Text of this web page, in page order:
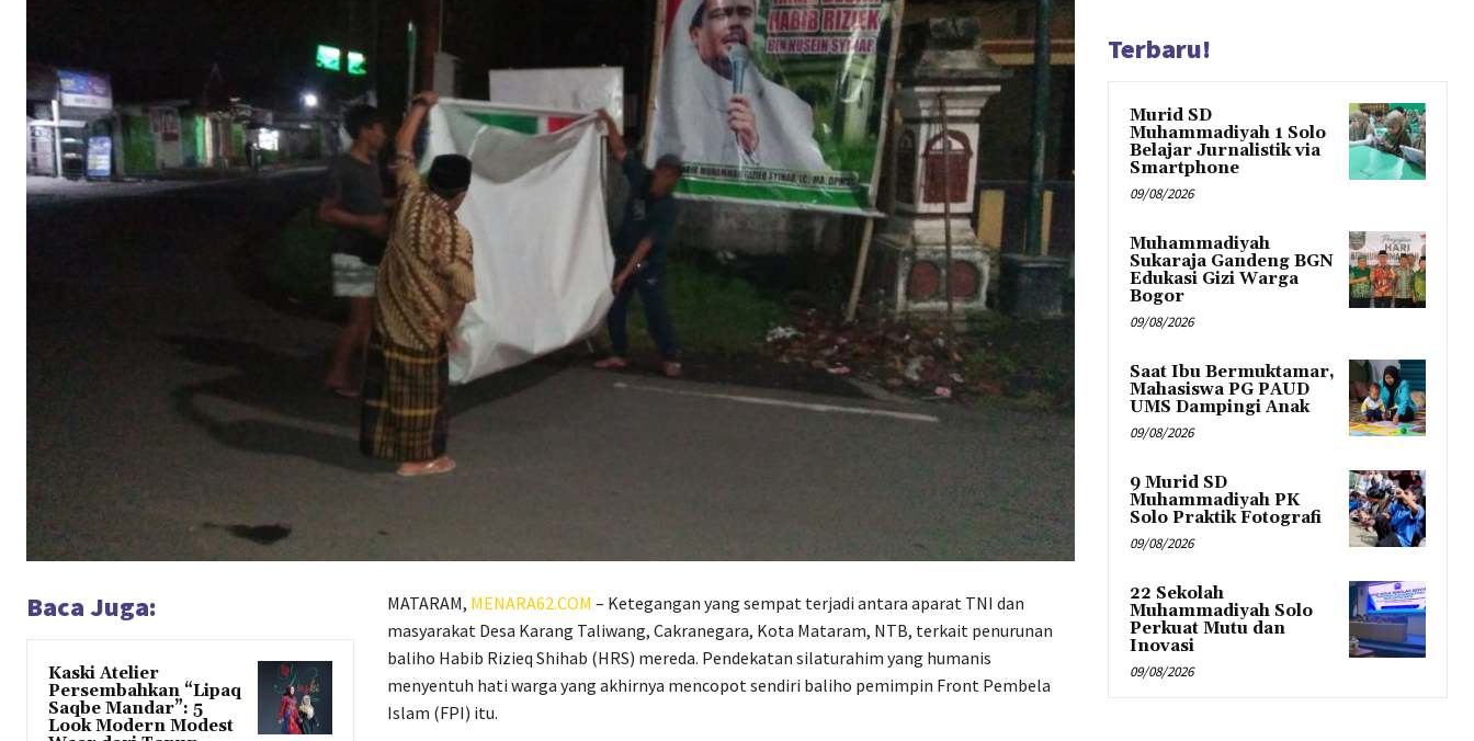
Baca Juga:
Kaski Atelier
Persembahkan “Lipaq
Saqbe Mandar”: 5
Look Modern Modest
MATARAM, MENARA62.COM – Ketegangan yang sempat terjadi antara aparat TNI dan
masyarakat Desa Karang Taliwang, Cakranegara, Kota Mataram, NTB, terkait penurunan
baliho Habib Rizieq Shihab (HRS) mereda. Pendekatan silaturahim yang humanis
menyentuh hati warga yang akhirnya mencopot sendiri baliho pemimpin Front Pembela
Islam (FPI) itu.
Terbaru!
Murid SD
Muhammadiyah 1 Solo
Belajar Jurnalistik via
Smartphone
09/08/2026
Muhammadiyah
Sukaraja Gandeng BGN
Edukasi Gizi Warga
Bogor
09/08/2026
Saat Ibu Bermuktamar,
Mahasiswa PG PAUD
UMS Dampingi Anak
09/08/2026
9 Murid SD
Muhammadiyah PK
Solo Praktik Fotografi
09/08/2026
22 Sekolah
Muhammadiyah Solo
Perkuat Mutu dan
Inovasi
09/08/2026